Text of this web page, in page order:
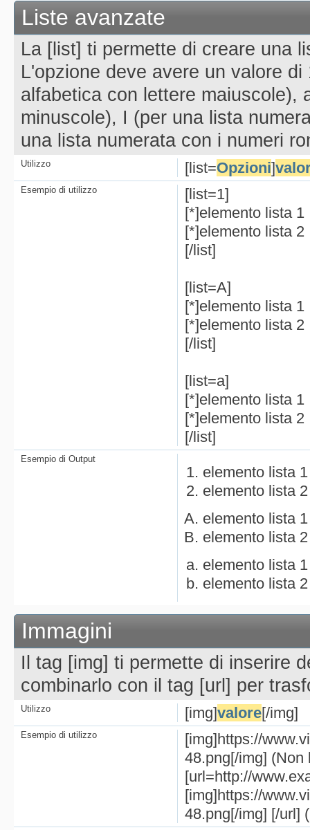
Liste avanzate
La [list] ti permette di creare una
L'opzione deve avere un valore
alfabetica con lettere maiuscole),
minuscole), I (per una lista
una lista numerata con i numeri
[list=Opzioni]
Utilizzo
[list=1]
[*]elemento lista 1
[*]elemento lista 2
[/list]
[list=A]
[*]elemento lista 1
[*]elemento lista 2
[/list]
[list=a]
[*]elemento lista 1
[*]elemento lista 2
[/list]
Esempio di utilizzo
elemento lista 1
elemento lista 2
elemento lista 1
elemento lista 2
elemento lista 1
elemento lista 2
Esempio di Output
Immagini
Il tag [img] ti permette di inserire
combinarlo con il tag [url] per
[img]valore[/img]
Utilizzo
[img]https://
48.png[/img] (Non
[url=http://
[img]https://
48.png[/img] [/url]
Esempio di utilizzo